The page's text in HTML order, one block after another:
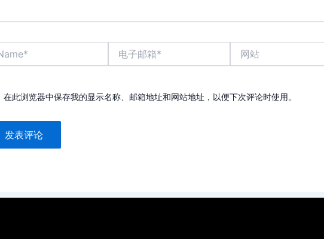
*
在此浏览器中保存我的显示名称、邮箱地址和网站地址，以便下次评论时使用。